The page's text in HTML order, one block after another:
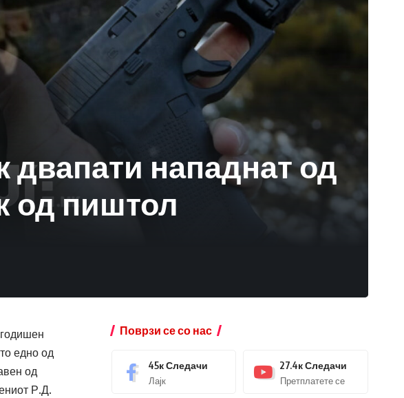
нападнат од
од пиштол
едно од
од
Р.Д.
Поврзи се со нас
45кСледачи
Лајк
27.4кСледачи
Претплатете се